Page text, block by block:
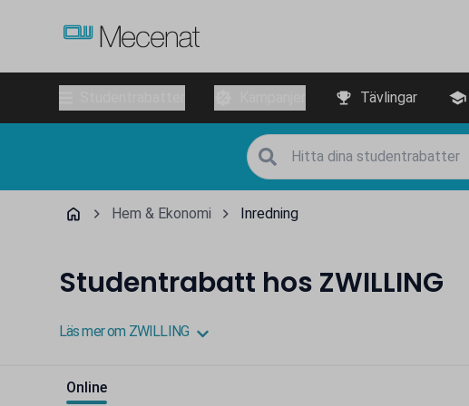
Tävlingar
Hem & Ekonomi Inredning
Studentrabatt hos ZWILLING
Läs mer om ZWILLING
Online